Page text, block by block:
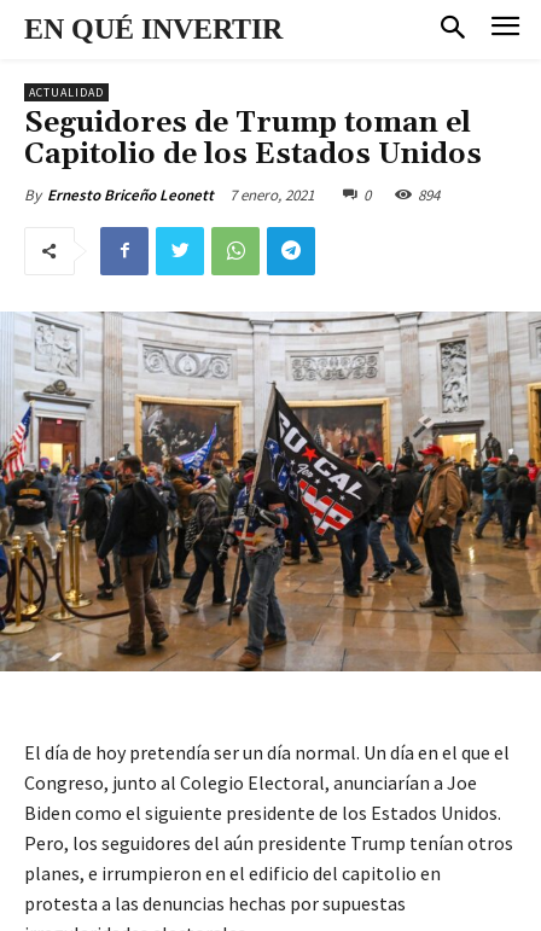
EN QUÉ INVERTIR
ACTUALIDAD
Seguidores de Trump toman el
Capitolio de los Estados Unidos
By Ernesto Briceño Leonett 7 enero, 2021 0 894
El día de hoy pretendía ser un día normal. Un día en el que el
Congreso, junto al Colegio Electoral, anunciarían a Joe
Biden como el siguiente presidente de los Estados Unidos.
Pero, los seguidores del aún presidente Trump tenían otros
planes, e irrumpieron en el edificio del capitolio en
protesta a las denuncias hechas por supuestas